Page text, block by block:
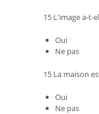
15 L'image a-t-
Oui
Ne pas
15 La maison
Oui
Ne pas